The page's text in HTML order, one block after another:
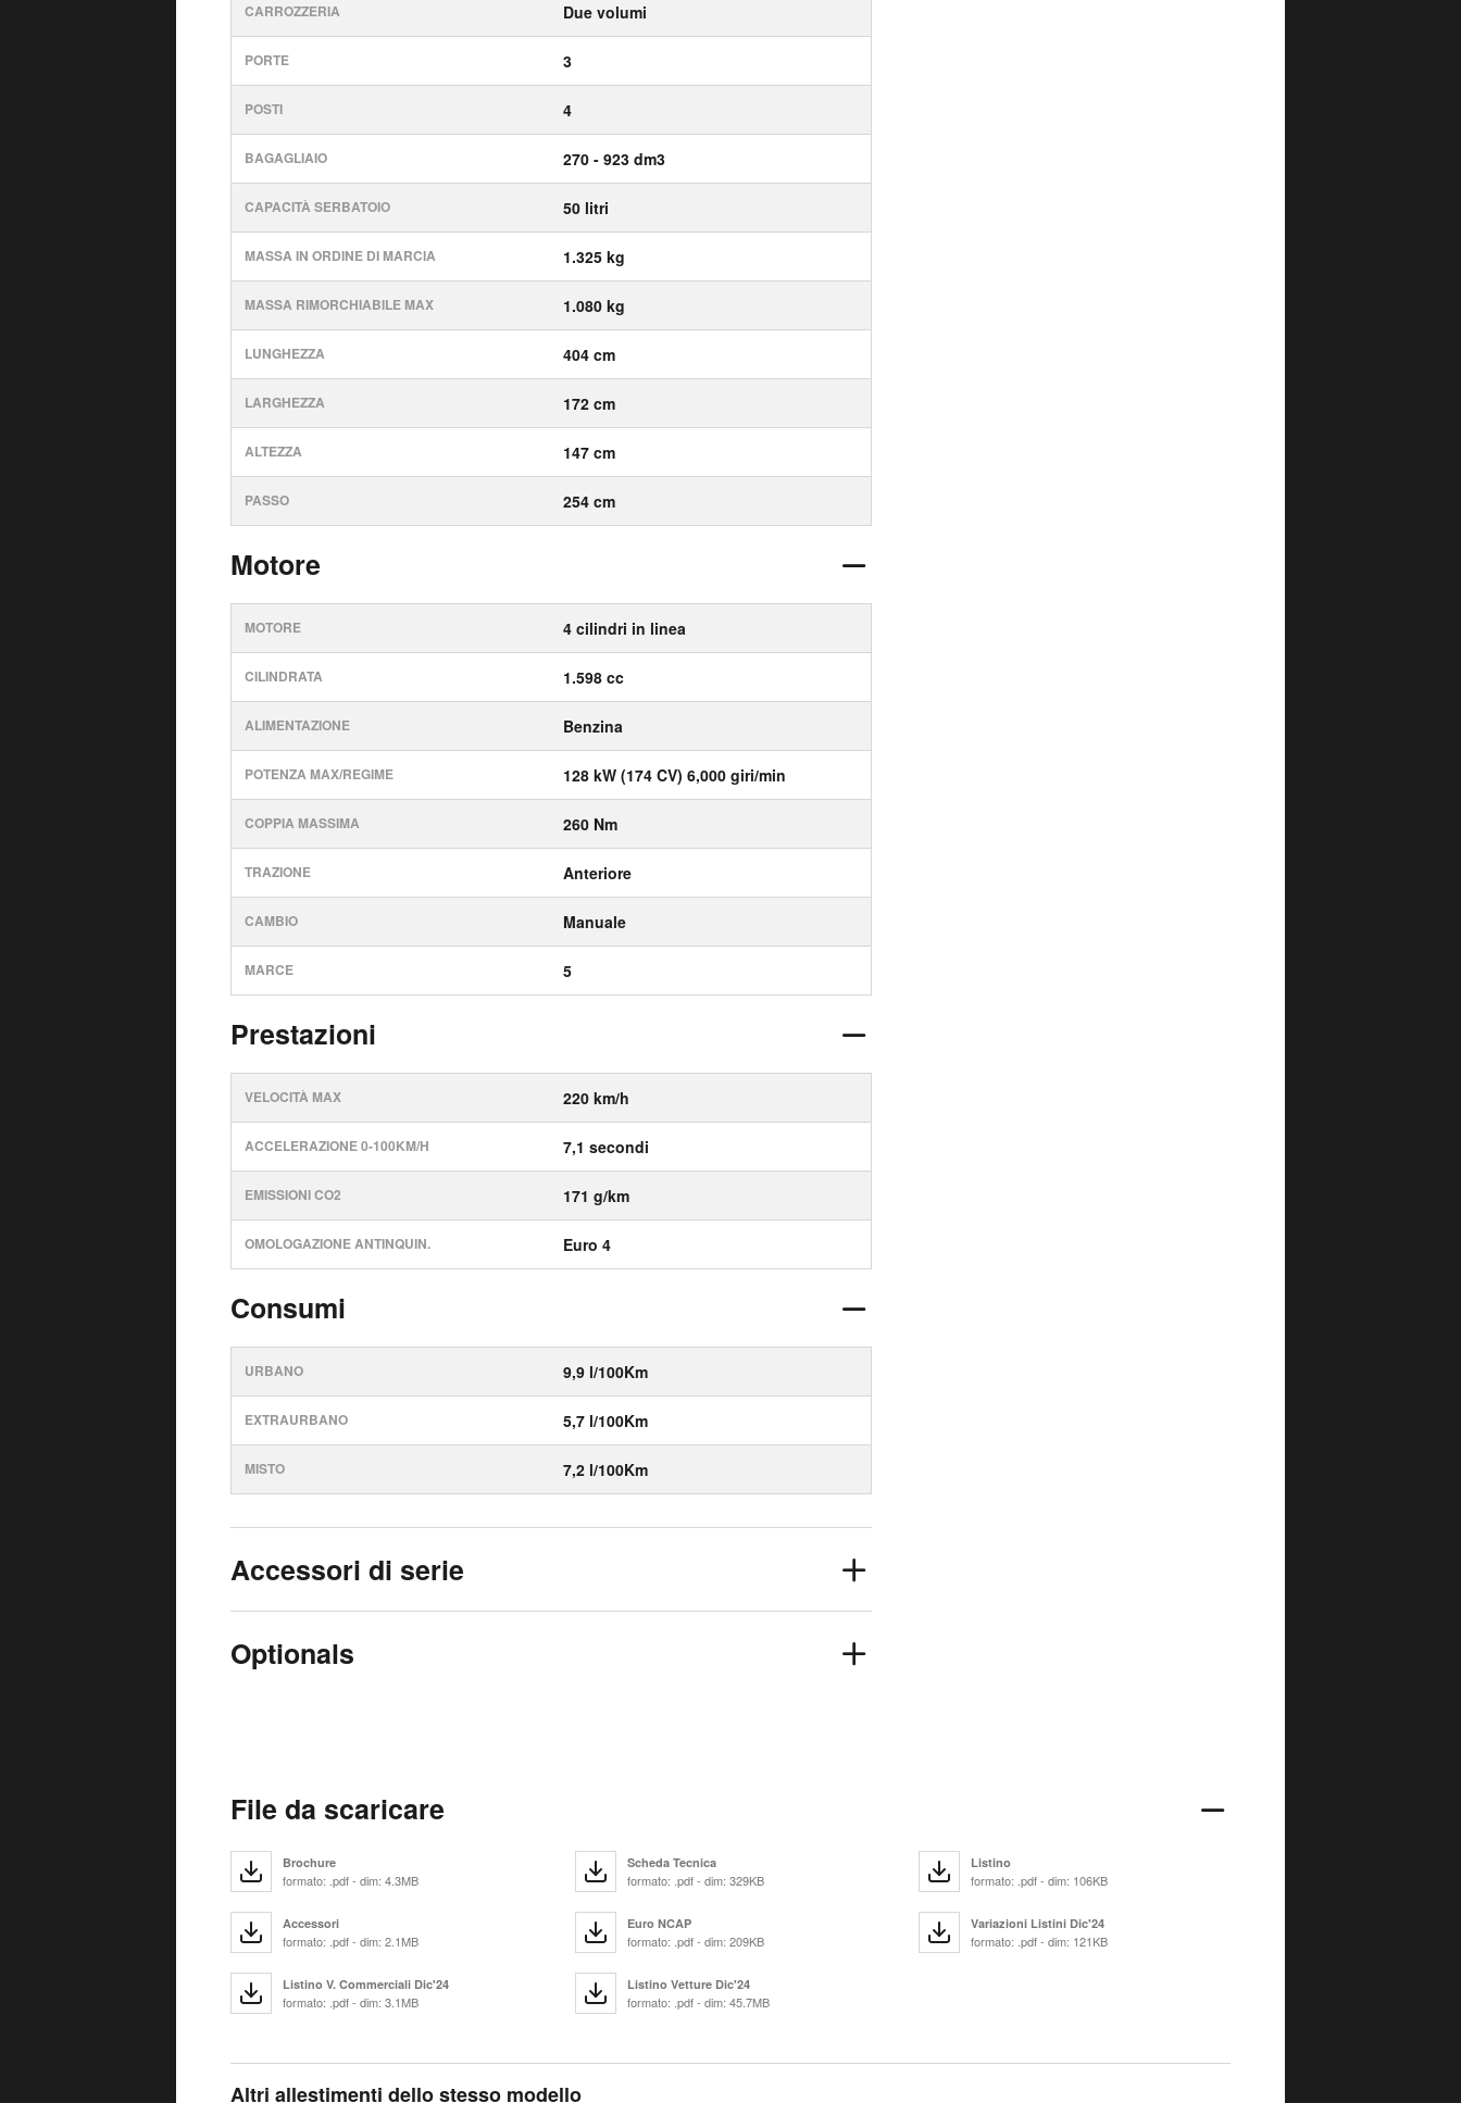
CARROZZERIA Due volumi
PORTE 3
POSTI 4
BAGAGLIAIO 270 - 923 dm3
CAPACITÀ SERBATOIO 50 litri
MASSA IN ORDINE DI MARCIA 1.325 kg
MASSA RIMORCHIABILE MAX 1.080 kg
LUNGHEZZA 404 cm
LARGHEZZA 172 cm
ALTEZZA 147 cm
PASSO 254 cm
Motore
MOTORE 4 cilindri in linea
CILINDRATA 1.598 cc
ALIMENTAZIONE Benzina
POTENZA MAX/REGIME 128 kW (174 CV) 6,000 giri/min
COPPIA MASSIMA 260 Nm
TRAZIONE Anteriore
CAMBIO Manuale
MARCE 5
Prestazioni
VELOCITÀ MAX 220 km/h
ACCELERAZIONE 0-100KM/H 7,1 secondi
EMISSIONI CO2 171 g/km
OMOLOGAZIONE ANTINQUIN. Euro 4
Consumi
URBANO 9,9 l/100Km
EXTRAURBANO 5,7 l/100Km
MISTO 7,2 l/100Km
Accessori di serie
Optionals
File da scaricare
Brochure
formato: .pdf - dim: 4.3MB
Scheda Tecnica
formato: .pdf - dim: 329KB
Listino
formato: .pdf - dim: 106KB
Accessori
formato: .pdf - dim: 2.1MB
Euro NCAP
formato: .pdf - dim: 209KB
Variazioni Listini Dic'24
formato: .pdf - dim: 121KB
Listino V. Commerciali Dic'24
formato: .pdf - dim: 3.1MB
Listino Vetture Dic'24
formato: .pdf - dim: 45.7MB
Altri allestimenti dello stesso modello